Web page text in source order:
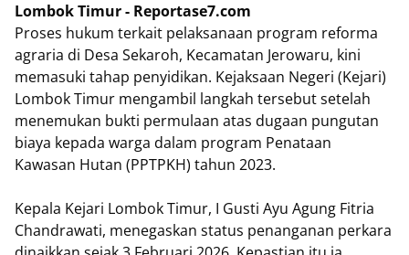
Lombok Timur - Reportase7.com
Proses hukum terkait pelaksanaan program reforma
agraria di Desa Sekaroh, Kecamatan Jerowaru, kini
memasuki tahap penyidikan. Kejaksaan Negeri (Kejari)
Lombok Timur mengambil langkah tersebut setelah
menemukan bukti permulaan atas dugaan pungutan
biaya kepada warga dalam program Penataan
Kawasan Hutan (PPTPKH) tahun 2023.
Kepala Kejari Lombok Timur, I Gusti Ayu Agung Fitria
Chandrawati, menegaskan status penanganan perkara